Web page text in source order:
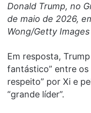
Donald Trump, no
de maio de 2026,
Wong/Getty Images
Em resposta,
fantástico” entre os
respeito” por Xi e
“grande líder”.